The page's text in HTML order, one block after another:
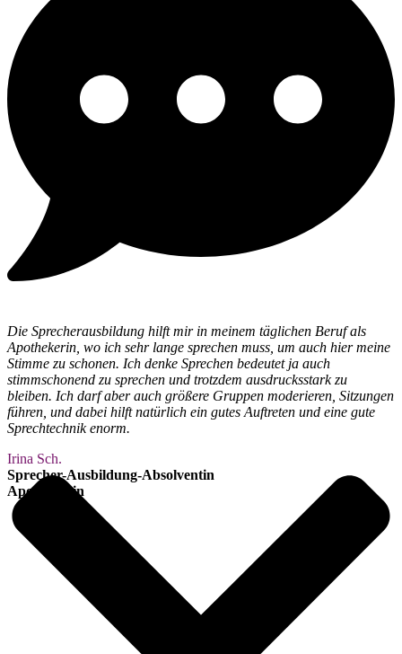
Die Sprecherausbildung hilft mir in meinem täglichen Beruf als
Apothekerin, wo ich sehr lange sprechen muss, um auch hier meine
Stimme zu schonen. Ich denke Sprechen bedeutet ja auch
stimmschonend zu sprechen und trotzdem ausdrucksstark zu
bleiben. Ich darf aber auch größere Gruppen moderieren, Sitzungen
führen, und dabei hilft natürlich ein gutes Auftreten und eine gute
Sprechtechnik enorm.
​Irina Sch.
Sprecher-Ausbildung-Absolventin
Apothekerin